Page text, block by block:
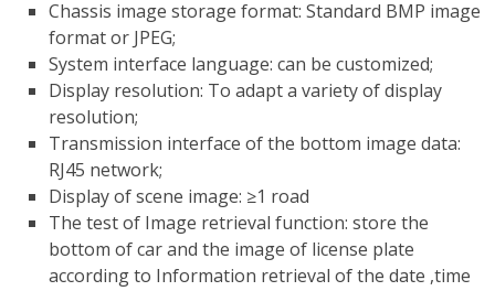
Chassis image storage format: Standard BMP image
format or JPEG;
System interface language: can be customized;
Display resolution: To adapt a variety of display
resolution;
Transmission interface of the bottom image data:
RJ45 network;
Display of scene image: ≥1 road
The test of Image retrieval function: store the
bottom of car and the image of license plate
according to Information retrieval of the date ,time